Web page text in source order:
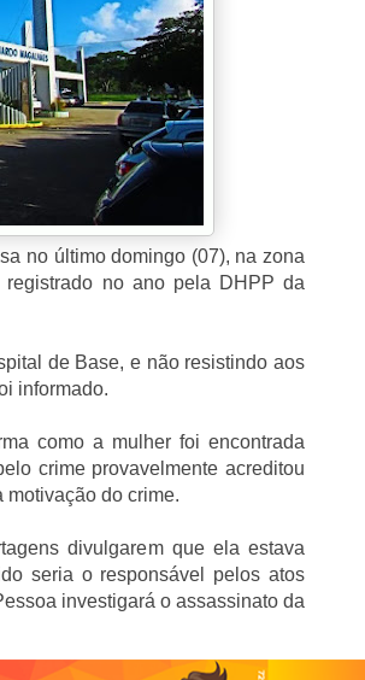
no último domingo (07), na zona
no ano pela DHPP da
de Base, e não resistindo aos
informado.
como a mulher foi encontrada
crime provavelmente acreditou
motivação do crime.
divulgarem que ela estava
seria o responsável pelos atos
investigará o assassinato da